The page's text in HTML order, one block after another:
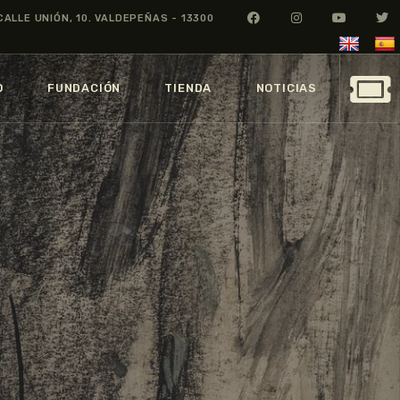
UNIÓN, 10. VALDEPEÑAS - 13300
FUNDACIÓN TIENDA NOTICIAS